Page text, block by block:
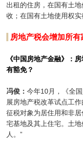
出租的住房，在国有土
收；在国有土地使用权
房地产税会增加所有
《中国房地产金融》：
有豁免？
冯俊：今年10月，《全
展房地产税改革试点工
征税对象为居住用和非
宅基地及其上住宅。土
人。”